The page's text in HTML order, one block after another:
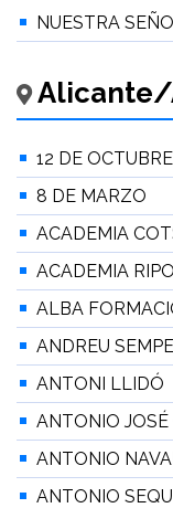
NUESTRA
Alicante/
12 DE OCTUBRE
8 DE MARZO
ACADEMIA
ACADEMIA
ALBA
ANDREU
ANTONI LLIDÓ
ANTONIO JOSÉ
ANTONIO
ANTONIO